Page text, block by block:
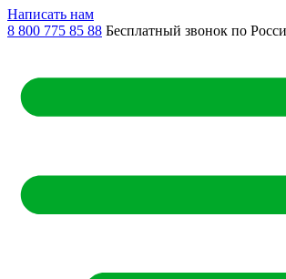
Написать нам
8 800 775 85 88 Бесплатный звонок по